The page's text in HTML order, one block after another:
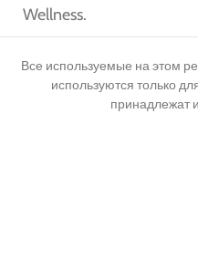
Wellness.
Все используемые на этом
используются только
принадлежат